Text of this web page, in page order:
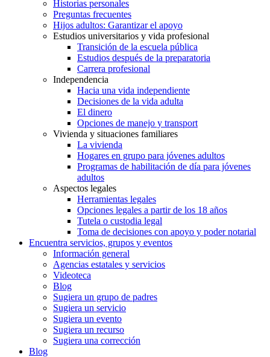
Historias personales
Preguntas frecuentes
Hijos adultos: Garantizar el apoyo
Estudios universitarios y vida profesional
Transición de la escuela pública
Estudios después de la preparatoria
Carrera profesional
Independencia
Hacia una vida independiente
Decisiones de la vida adulta
El dinero
Opciones de manejo y transport
Vivienda y situaciones familiares
La vivienda
Hogares en grupo para jóvenes adultos
Programas de habilitación de día para jóvenes
adultos
Aspectos legales
Herramientas legales
Opciones legales a partir de los 18 años
Tutela o custodia legal
Toma de decisiones con apoyo y poder notarial
Encuentra servicios, grupos y eventos
Información general
Agencias estatales y servicios
Videoteca
Blog
Sugiera un grupo de padres
Sugiera un servicio
Sugiera un evento
Sugiera un recurso
Sugiera una corrección
Blog